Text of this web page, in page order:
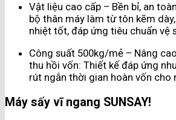
Vật liệu cao cấp – Bền bỉ, an
bộ thân máy làm từ tôn kẽm
nhiệt tốt, đáp ứng tiêu chuẩn vệ
Công suất 500kg/mẻ – Nâng
thu hồi vốn: Thiết kế đáp ứng
rút ngắn thời gian hoàn vốn cho
Máy sấy vĩ ngang SUNSAY!